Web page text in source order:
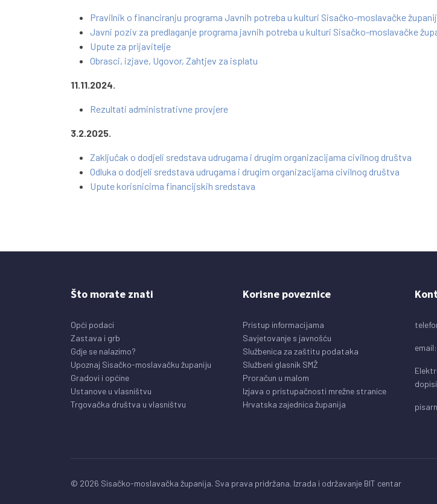
Pravilnik o financiranju programa Javnih potreba u kulturi Sisačko-moslavačke
Javni poziv za predlaganje programa javnih potreba u kulturi Sisačko-moslavačke
Upute za prijavitelje
Obrasci, izjave, Ugovor, Zahtjev za isplatu
11.11.2024.
Rezultati administrativne provjere
3.2.2025.
Zaključak o dodjeli sredstava udrugama i drugim organizacijama civilnog društva
Odluka o dodjeli sredstava udrugama i drugim organizacijama civilnog društva
Upute korisnicima financijskih sredstava
Što morate znati
Opći podaci
Zastava i grb
Gdje se nalazimo?
Upoznaj Sisačko-moslavačku županiju
Gradovi i općine
Ustanove u vlasništvu
Trgovačka društva u vlasništvu
Korisne poveznice
Pristup informacijama
Savjetovanje s javnošću
Službenica za zaštitu podataka
Službeni glasnik SMŽ
Proračun u malom
Izjava o pristupačnosti mrežne stranice
Hrvatska zajednica županija
email:
© 2026 Sisačko-moslavačka županija. Sva prava pridržana. Izrada i održavanje BIT centar